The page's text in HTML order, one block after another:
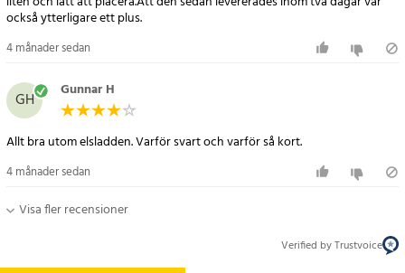
också ytterligare ett plus.
4 månader sedan
GH Gunnar H
Allt bra utom elsladden. Varför svart och varför så kort.
4 månader sedan
Visa fler recensioner
Verified by Trustvoice